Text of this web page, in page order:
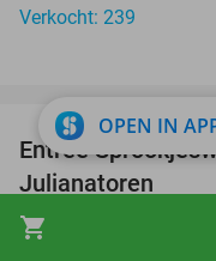
shopping_cart
Verkocht: 239
Entree
Julianatoren
Kinderpretpark
OPEN IN